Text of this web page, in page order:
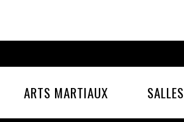
ARTS MARTIAUX SALLES